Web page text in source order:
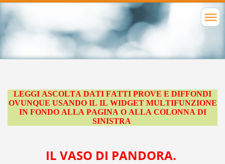
LEGGI ASCOLTA DATI FATTI PROVE E DIFFONDI
OVUNQUE USANDO IL IL WIDGET MULTIFUNZIONE
IN FONDO ALLA PAGINA O ALLA COLONNA DI
SINISTRA
IL VASO DI PANDORA.